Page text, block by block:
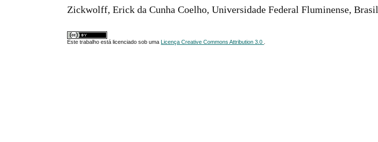
Zickwolff, Erick da Cunha Coelho, Universidade Federal Fluminense, Brasil
Este trabalho está licenciado sob uma Licença Creative Commons Attribution 3.0